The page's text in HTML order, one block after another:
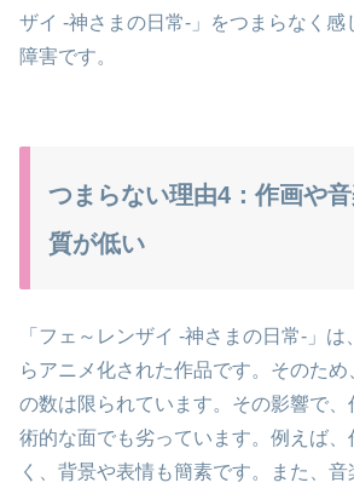
ザイ -神さまの日常-」をつまらなく感
障害です。
つまらない理由4：作画や
質が低い
「フェ～レンザイ -神さまの日常-」
らアニメ化された作品です。そのた
の数は限られています。その影響で
術的な面でも劣っています。例えば、
く、背景や表情も簡素です。また、